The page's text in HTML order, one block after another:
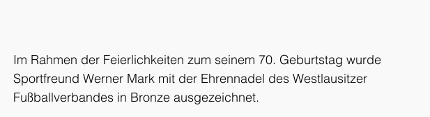
Im Rahmen der Feierlichkeiten zum seinem 70. Geburtstag wurde
Sportfreund Werner Mark mit der Ehrennadel des Westlausitzer
Fußballverbandes in Bronze ausgezeichnet.